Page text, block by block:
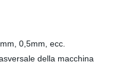
0,5mm, ecc.
della macchina